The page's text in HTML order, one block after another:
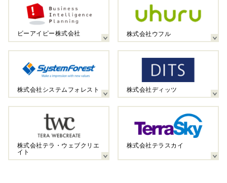
ビーアイピー株式会社 株式会社ウフル
株式会社システムフォレスト 株式会社ディッツ
株式会社テラ・ウェブクリエ
イト
株式会社テラスカイ